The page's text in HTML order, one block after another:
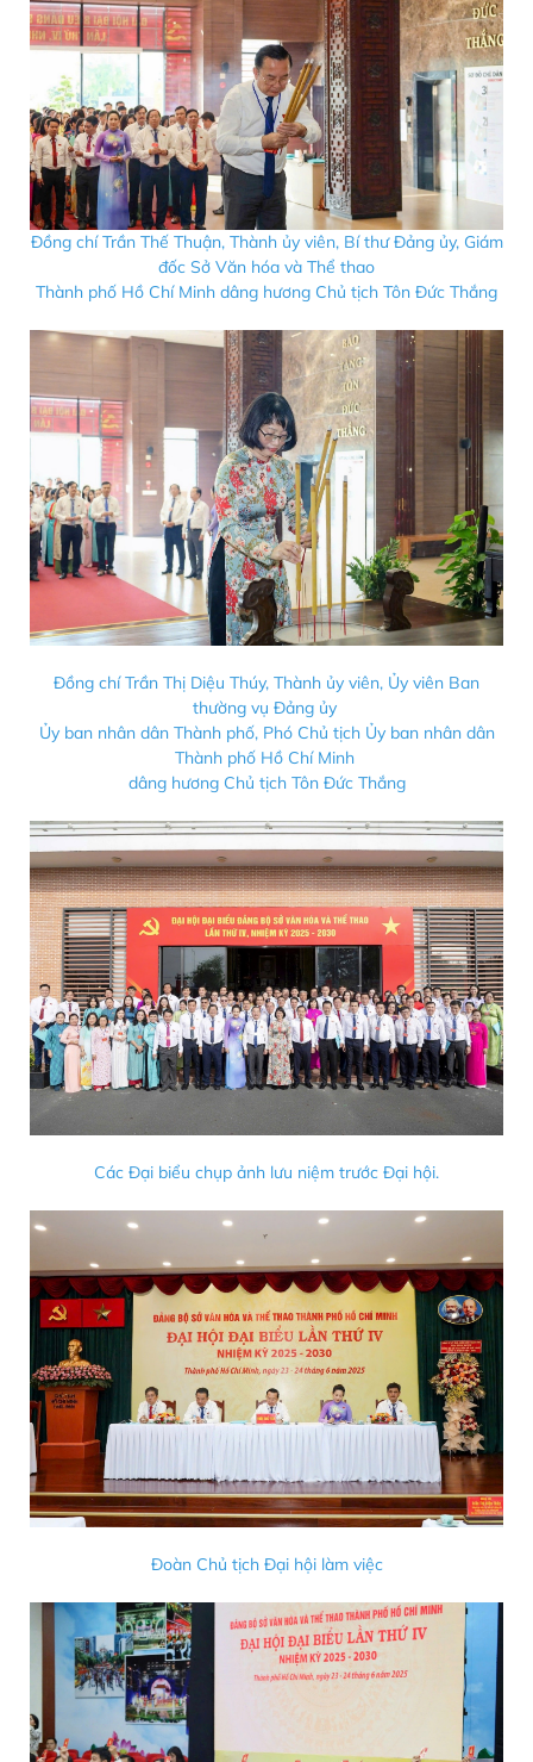
Đồng chí Trần Thế Thuận, Thành ủy viên, Bí thư Đảng ủy, Giám
đốc Sở Văn hóa và Thể thao
Thành phố Hồ Chí Minh dâng hương Chủ tịch Tôn Đức Thắng
Đồng chí Trần Thị Diệu Thúy, Thành ủy viên, Ủy viên Ban
thường vụ Đảng ủy
Ủy ban nhân dân Thành phố, Phó Chủ tịch Ủy ban nhân dân
Thành phố Hồ Chí Minh
dâng hương Chủ tịch Tôn Đức Thắng
Các Đại biểu chụp ảnh lưu niệm trước Đại hội.
Đoàn Chủ tịch Đại hội làm việc